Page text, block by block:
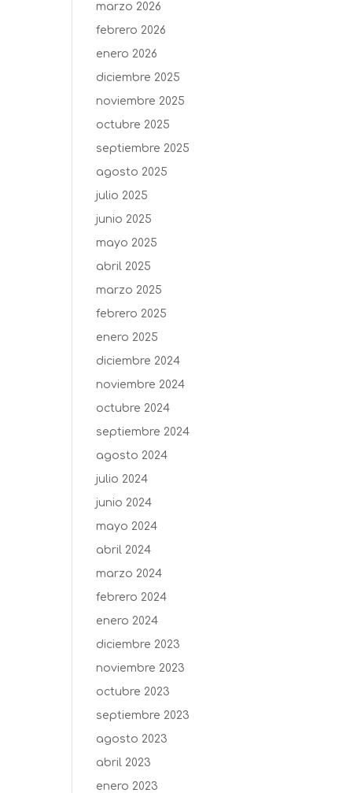
marzo 2026
febrero 2026
enero 2026
diciembre 2025
noviembre 2025
octubre 2025
septiembre 2025
agosto 2025
julio 2025
junio 2025
mayo 2025
abril 2025
marzo 2025
febrero 2025
enero 2025
diciembre 2024
noviembre 2024
octubre 2024
septiembre 2024
agosto 2024
julio 2024
junio 2024
mayo 2024
abril 2024
marzo 2024
febrero 2024
enero 2024
diciembre 2023
noviembre 2023
octubre 2023
septiembre 2023
agosto 2023
abril 2023
enero 2023